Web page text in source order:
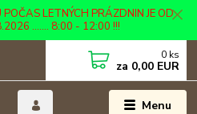
LETNÝCH PRÁZDNIN JE OD
....... 8:00 - 12:00 !!!
Menu
0 ks
za 0,00 EUR